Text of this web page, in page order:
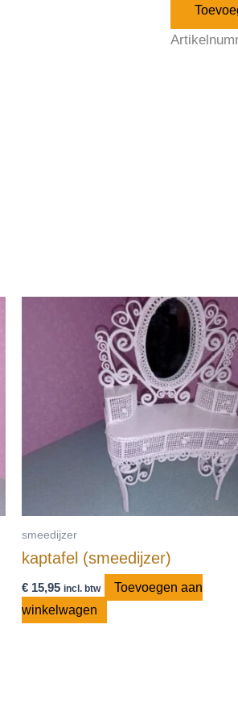
smeedijzer
kaptafel (smeedijzer)
€ 15,95 incl. btw
Toevoegen aan
winkelwagen